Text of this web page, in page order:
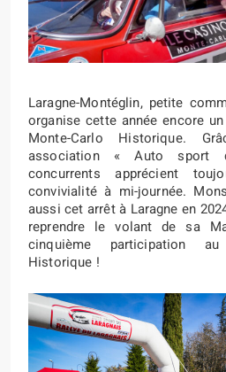
Laragne-Montéglin, petite
organise cette année encore
Monte-Carlo Historique.
association « Auto sport
concurrents apprécient
convivialité à mi-journée.
aussi cet arrêt à Laragne en
reprendre le volant de sa
cinquième participation
Historique !